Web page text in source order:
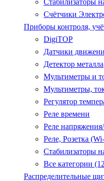
Стабилизаторы
Счётчики
Приборы контроля,
DigiTOP
Датчики
Детектор металла
Мультиметры и
Мультиметры,
Регулятор
Реле времени
Реле
Реле, Розетка
Стабилизаторы
Все категории
Распределительные